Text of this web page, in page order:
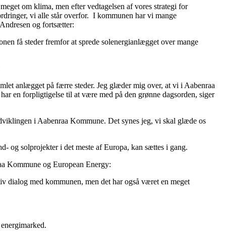
om klima, men efter vedtagelsen af vores strategi for
vi alle står overfor. I kommunen har vi mange
og fortsætter:
få steder fremfor at sprede solenergianlægget over mange
anlægget på færre steder. Jeg glæder mig over, at vi i Aabenraa
en forpligtigelse til at være med på den grønne dagsorden, siger
i Aabenraa Kommune. Det synes jeg, vi skal glæde os
og solprojekter i det meste af Europa, kan sættes i gang.
Kommune og European Energy:
dialog med kommunen, men det har også været en meget